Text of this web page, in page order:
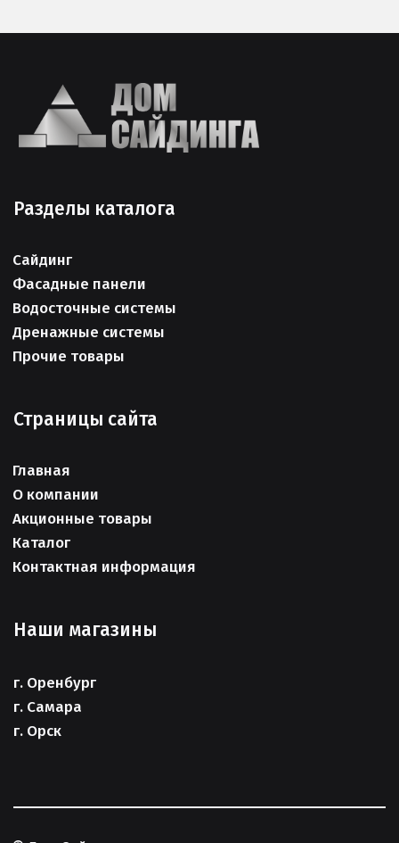
Разделы каталога
Сайдинг
Фасадные панели
Водосточные системы
Дренажные системы
Прочие товары
Страницы сайта
Главная
О компании
Акционные товары
Каталог
Контактная информация
Наши магазины
г. Оренбург
г. Самара
г. Орск